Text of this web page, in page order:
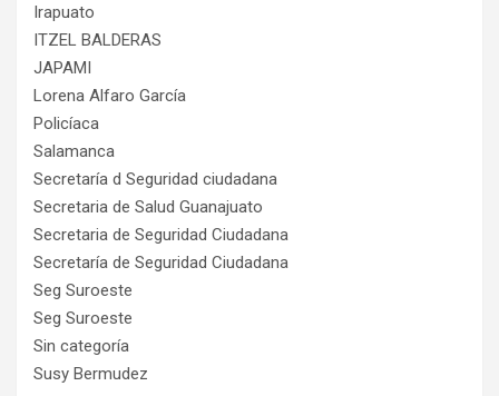
Irapuato
ITZEL BALDERAS
JAPAMI
Lorena Alfaro García
Policíaca
Salamanca
Secretaría d Seguridad ciudadana
Secretaria de Salud Guanajuato
Secretaria de Seguridad Ciudadana
Secretaría de Seguridad Ciudadana
Seg Suroeste
Seg Suroeste
Sin categoría
Susy Bermudez